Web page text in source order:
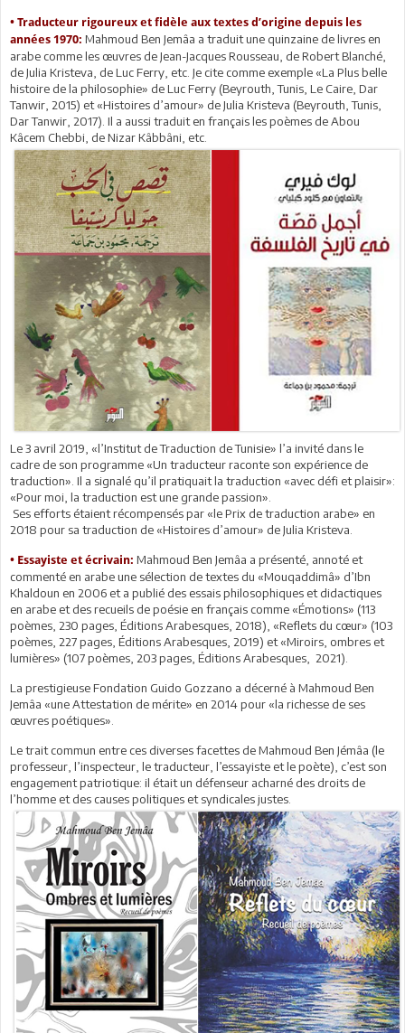
• Traducteur rigoureux et fidèle aux textes d’origine depuis les
années 1970: Mahmoud Ben Jemâa a traduit une quinzaine de livres en
arabe comme les œuvres de Jean-Jacques Rousseau, de Robert Blanché,
de Julia Kristeva, de Luc Ferry, etc. Je cite comme exemple «La Plus belle
histoire de la philosophie» de Luc Ferry (Beyrouth, Tunis, Le Caire, Dar
Tanwir, 2015) et «Histoires d’amour» de Julia Kristeva (Beyrouth, Tunis,
Dar Tanwir, 2017). Il a aussi traduit en français les poèmes de Abou
Kâcem Chebbi, de Nizar Kâbbâni, etc.
Le 3 avril 2019, «l’Institut de Traduction de Tunisie» l’a invité dans le
cadre de son programme «Un traducteur raconte son expérience de
traduction». Il a signalé qu’il pratiquait la traduction «avec défi et plaisir»:
«Pour moi, la traduction est une grande passion».
Ses efforts étaient récompensés par «le Prix de traduction arabe» en
2018 pour sa traduction de «Histoires d’amour» de Julia Kristeva.
• Essayiste et écrivain: Mahmoud Ben Jemâa a présenté, annoté et
commenté en arabe une sélection de textes du «Mouqaddimâ» d’Ibn
Khaldoun en 2006 et a publié des essais philosophiques et didactiques
en arabe et des recueils de poésie en français comme «Émotions» (113
poèmes, 230 pages, Éditions Arabesques, 2018), «Reflets du cœur» (103
poèmes, 227 pages, Éditions Arabesques, 2019) et «Miroirs, ombres et
lumières» (107 poèmes, 203 pages, Éditions Arabesques, 2021).
La prestigieuse Fondation Guido Gozzano a décerné à Mahmoud Ben
Jemâa «une Attestation de mérite» en 2014 pour «la richesse de ses
œuvres poétiques».
Le trait commun entre ces diverses facettes de Mahmoud Ben Jémâa (le
professeur, l’inspecteur, le traducteur, l’essayiste et le poète), c’est son
engagement patriotique: il était un défenseur acharné des droits de
l’homme et des causes politiques et syndicales justes.